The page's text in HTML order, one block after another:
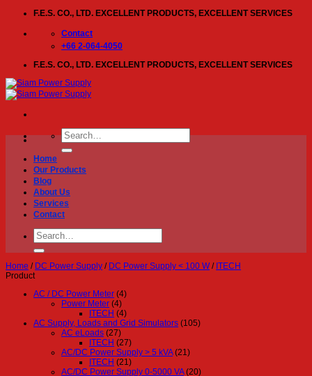
content
F.E.S. CO., LTD. EXCELLENT PRODUCTS, EXCELLENT SERVICES
Contact
+66 2-064-4050
F.E.S. CO., LTD. EXCELLENT PRODUCTS, EXCELLENT SERVICES
Search
for:
Home
Our Products
Blog
About Us
Services
Contact
Search
for:
Home / DC Power Supply / DC Power Supply < 100 W / ITECH
Product
AC / DC Power Meter (4)
Power Meter (4)
ITECH (4)
AC Supply, Loads and Grid Simulators (105)
AC eLoads (27)
ITECH (27)
AC/DC Power Supply > 5 kVA (21)
ITECH (21)
AC/DC Power Supply 0-5000 VA (20)